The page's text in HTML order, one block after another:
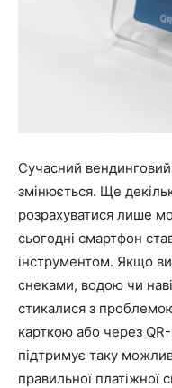
Сучасний вендинговий
змінюється. Ще
розрахуватися лише
сьогодні смартфон
інструментом. Якщо ви
снеками, водою чи
стикалися з
карткою або через
підтримує таку
правильної